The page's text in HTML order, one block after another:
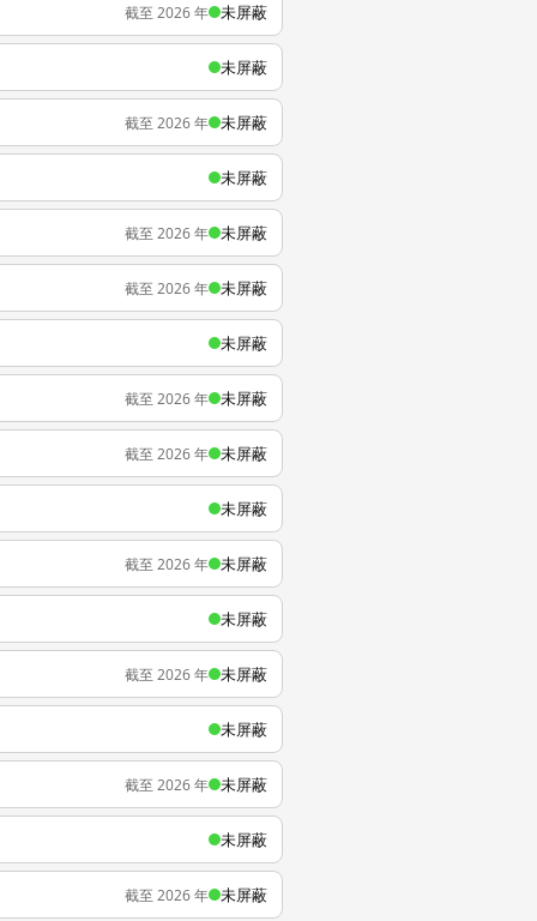
截至 2026 年 未屏蔽
未屏蔽
截至 2026 年 未屏蔽
未屏蔽
截至 2026 年 未屏蔽
截至 2026 年 未屏蔽
未屏蔽
截至 2026 年 未屏蔽
截至 2026 年 未屏蔽
未屏蔽
截至 2026 年 未屏蔽
未屏蔽
截至 2026 年 未屏蔽
未屏蔽
截至 2026 年 未屏蔽
未屏蔽
截至 2026 年 未屏蔽